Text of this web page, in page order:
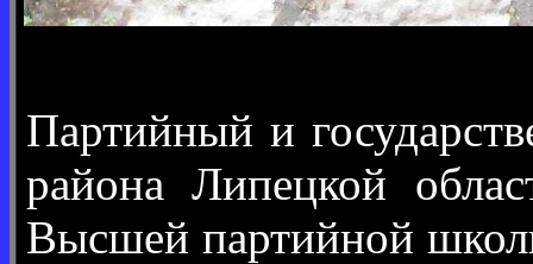
Партийный и
района Липецкой
Высшей партийной